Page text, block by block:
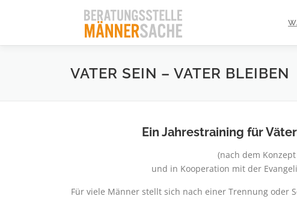
VATER SEIN – VATER BLEIBEN
Ein Jahrestraining für
(nach dem
und in Kooperation mit der
Für viele Männer stellt sich nach einer Trennung oder